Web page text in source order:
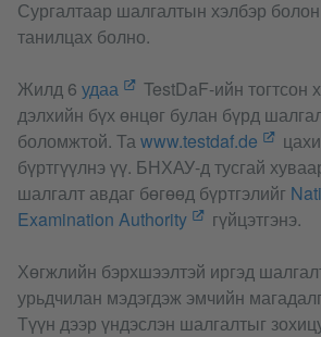
Сургалтаар шалгалтын хэлбэр болон
танилцах болно.
Жилд 6 удаа
TestDaF-ийн тогтсон
дэлхийн бүх өнцөг булан бүрд
боломжтой. Таwww.testdaf.de
бүртгүүлнэ үү. БНХАУ-д тусгай
шалгалт авдаг бөгөөд бүртгэлийг
Examination Authority
гүйцэтгэнэ.
Хөгжлийн бэрхшээлтэй иргэд
урьдчилан мэдэгдэж эмчийн
Түүн дээр үндэслэн шалгалтыг